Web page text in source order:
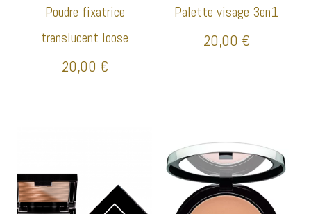
Poudre fixatrice
translucent loose
20,00 €
Palette visage 3en1
20,00 €